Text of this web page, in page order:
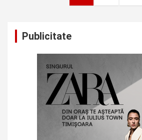
Publicitate